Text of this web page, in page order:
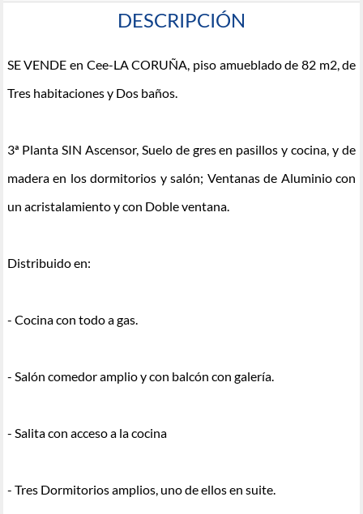
DESCRIPCIÓN
SE VENDE en Cee-LA CORUÑA, piso amueblado de 82 m2, de
Tres habitaciones y Dos baños.
3ª Planta SIN Ascensor, Suelo de gres en pasillos y cocina, y de
madera en los dormitorios y salón; Ventanas de Aluminio con
un acristalamiento y con Doble ventana.
Distribuido en:
- Cocina con todo a gas.
- Salón comedor amplio y con balcón con galería.
- Salita con acceso a la cocina
- Tres Dormitorios amplios, uno de ellos en suite.